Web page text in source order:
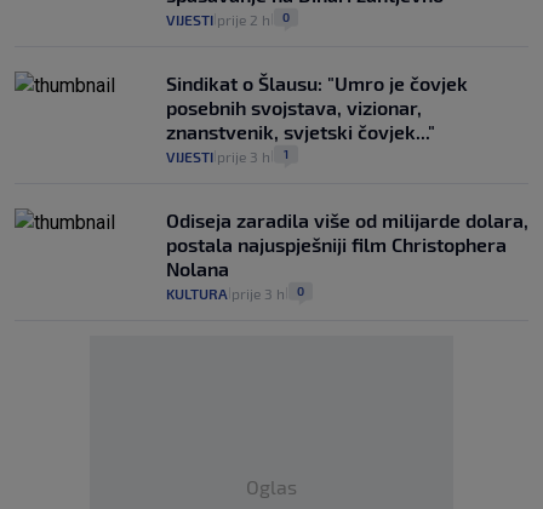
VIJESTI prije 2 h 0
Sindikat o Šlausu: "Umro je čovjek
posebnih svojstava, vizionar,
znanstvenik, svjetski čovjek..."
VIJESTI prije 3 h 1
Odiseja zaradila više od milijarde dolara,
postala najuspješniji film Christophera
Nolana
KULTURA prije 3 h 0
Oglas